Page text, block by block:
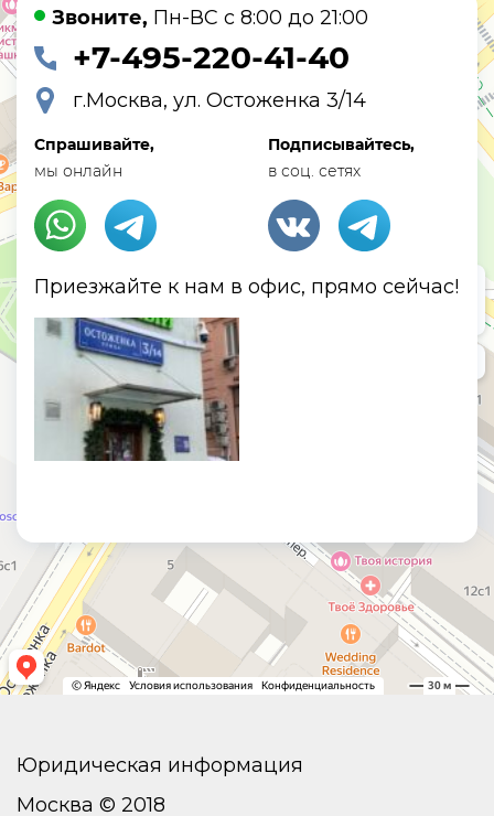
Звоните, Пн-ВС с 8:00 до 21:00
+7-495-220-41-40
г.Москва, ул. Остоженка 3/14
Спрашивайте,
мы онлайн
Подписывайтесь,
в соц. сетях
Приезжайте к нам в офис, прямо сейчас!
Юридическая информация
Москва © 2018